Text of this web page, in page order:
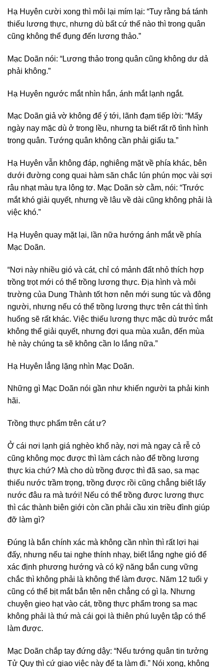
Hạ Huyên cười xong thì môi lại mím lại: “Tuy rằng bá tánh
thiếu lương thực, nhưng dù bất cứ thế nào thì trong quân
cũng không thể đụng đến lương thảo.”
Mạc Doãn nói: “Lương thảo trong quân cũng không dư dả
phải không.”
Hạ Huyên ngước mắt nhìn hắn, ánh mắt lạnh ngắt.
Mạc Doãn giả vờ không để ý tới, lãnh đạm tiếp lời: “Mấy
ngày nay mặc dù ở trong lều, nhưng ta biết rất rõ tình hình
trong quân. Tướng quân không cần phải giấu ta.”
Hạ Huyên vẫn không đáp, nghiêng mặt về phía khác, bên
dưới đường cong quai hàm săn chắc lún phún mọc vài sợi
râu nhạt màu tựa lông tơ. Mạc Doãn sờ cằm, nói: “Trước
mắt khó giải quyết, nhưng về lâu về dài cũng không phải là
việc khó.”
Hạ Huyên quay mặt lại, lần nữa hướng ánh mắt về phía
Mạc Doãn.
“Nơi này nhiều gió và cát, chỉ có mảnh đất nhỏ thích hợp
trồng trọt mới có thể trồng lương thực. Địa hình và môi
trường của Dung Thành tốt hơn nên mới sung túc và đông
người, nhưng nếu có thể trồng lương thực trên cát thì tình
huống sẽ rất khác. Việc thiếu lương thực mặc dù trước mắt
không thể giải quyết, nhưng đợi qua mùa xuân, đến mùa
hè này chúng ta sẽ không cần lo lắng nữa.”
Hạ Huyên lẳng lặng nhìn Mạc Doãn.
Những gì Mạc Doãn nói gần như khiến người ta phải kinh
hãi.
Trồng thực phẩm trên cát ư?
Ở cái nơi lạnh giá nghèo khổ này, nơi mà ngay cả rễ cỏ
cũng không mọc được thì làm cách nào để trồng lương
thực kia chứ? Mà cho dù trồng được thì đã sao, sa mạc
thiếu nước trầm trọng, trồng được rồi cũng chẳng biết lấy
nước đâu ra mà tưới! Nếu có thể trồng được lương thực
thì các thành biên giới còn cần phải cầu xin triều đình giúp
đỡ làm gì?
Đúng là bắn chính xác mà không cần nhìn thì rất lợi hại
đấy, nhưng nếu tai nghe thính nhạy, biết lắng nghe gió để
xác định phương hướng và có kỹ năng bắn cung vững
chắc thì không phải là không thể làm được. Năm 12 tuổi y
cũng có thể bịt mắt bắn tên nên chẳng có gì lạ. Nhưng
chuyện gieo hạt vào cát, trồng thực phẩm trong sa mạc
không phải là thứ mà cái gọi là thiên phú luyện tập có thể
làm được.
Mạc Doãn chắp tay đứng dậy: “Nếu tướng quân tin tưởng
Tử Quy thì cứ giao việc này để ta làm đi.” Nói xong, không